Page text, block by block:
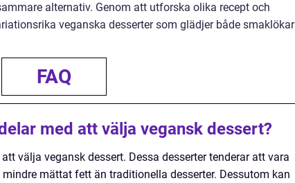
alternativ. Genom att utforska olika recept och
veganska desserter som glädjer både smaklökar
FAQ
med att välja vegansk dessert?
välja vegansk dessert. Dessa desserter tenderar att vara
mättat fett än traditionella desserter. Dessutom kan